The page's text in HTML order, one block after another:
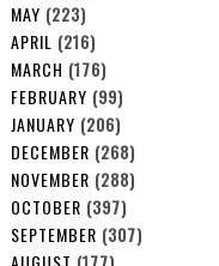
MAY (223)
APRIL (216)
MARCH (176)
FEBRUARY (99)
JANUARY (206)
DECEMBER (268)
NOVEMBER (288)
OCTOBER (397)
SEPTEMBER (307)